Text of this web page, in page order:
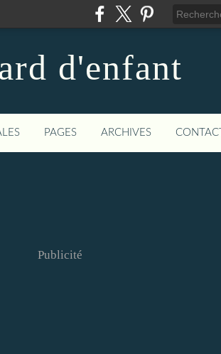
d'enfant
PAGES ARCHIVES CONTACT
Publicité